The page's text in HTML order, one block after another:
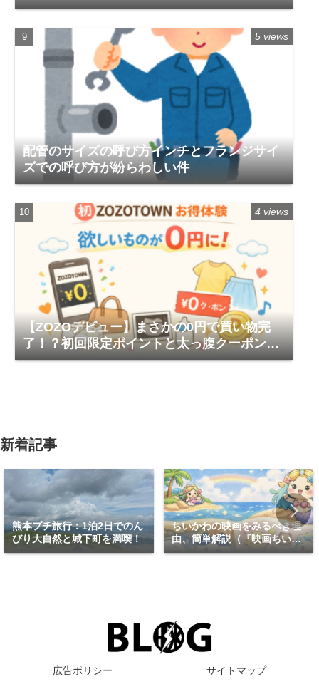
配管のサイズの呼び方インチとフランジサイ
ズでの呼び方が紛らわしい件
5 views
【ZOZOデビュー】まさかの0円で買い物完
了！？初回限定ポイントと太っ腹クーポンが
ヤバすぎる体験レポ
4 views
新着記事
熊本プチ旅行：1泊2日でのん
びり大自然と城下町を満喫！
ちいかわの映画をみるべき理
由、簡単解説（『映画ちいか
わ 人魚の島のひみつ』）
広告ポリシー サイトマップ